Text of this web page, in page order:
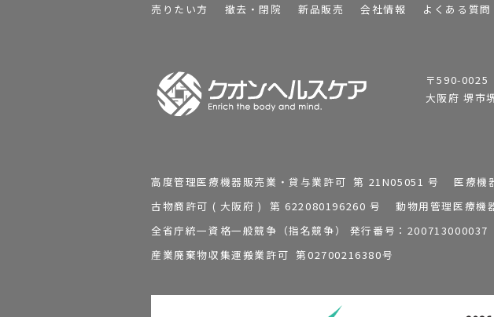
売りたい方 撤去・閉院 新品販売 会社情報 よくある質問
〒590-0025
大阪府 堺市
高度管理医療機器販売業・貸与業許可 第 21N05051 号 医療機
古物商許可 ( 大阪府 ) 第 622080196260 号 動物用管理医療機
全省庁統一資格一般競争（指名競争） 発行番号：200713000037
産業廃棄物収集運搬業許可 第02700216380号